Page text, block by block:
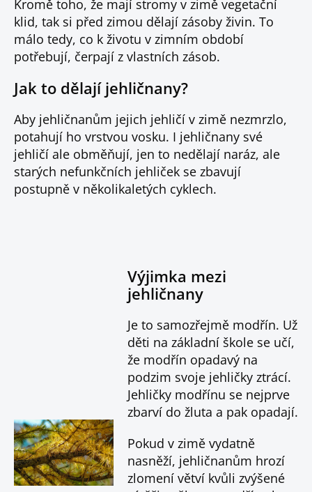
Kromě toho, že mají stromy v zimě vegetační
klid, tak si před zimou dělají zásoby živin. To
málo tedy, co k životu v zimním období
potřebují, čerpají z vlastních zásob.
Jak to dělají jehličnany?
Aby jehličnanům jejich jehličí v zimě nezmrzlo,
potahují ho vrstvou vosku. I jehličnany své
jehličí ale obměňují, jen to nedělají naráz, ale
starých nefunkčních jehliček se zbavují
postupně v několikaletých cyklech.
Výjimka mezi
jehličnany
Je to samozřejmě modřín. Už
děti na základní škole se učí,
že modřín opadavý na
podzim svoje jehličky ztrácí.
Jehličky modřínu se nejprve
zbarví do žluta a pak opadají.
Pokud v zimě vydatně
nasněží, jehličnanům hrozí
zlomení větví kvůli zvýšené